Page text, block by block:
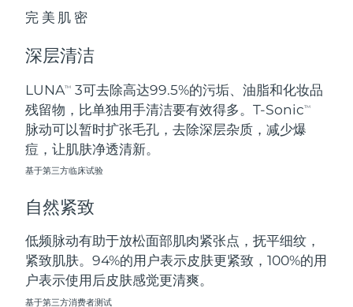
完美肌密
深层清洁
LUNATM
3可去除高达99.5%的污垢、油脂和化妆品
残留物，比单独用手清洁要有效得多。T-SonicTM
脉动可以暂时扩张毛孔，去除深层杂质，减少爆
痘，让肌肤净透清新。
基于第三方临床试验
自然紧致
低频脉动有助于放松面部肌肉紧张点，抚平细纹，
紧致肌肤。94%的用户表示皮肤更紧致，100%的用
户表示使用后皮肤感觉更清爽。
基于第三方消费者测试
葡萄牙
波多黎各
卡塔尔 预计送达日期 8/11/26
留尼汪 预计送达日期 8/15/26
罗马尼亚
俄罗斯
沙特阿拉伯 预计送达日期8/11/26
新加坡